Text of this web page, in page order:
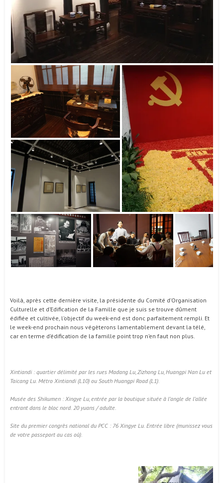
Voilà, après cette dernière visite, la présidente du Comité d’Organisation
Culturelle et d’Edification de la Famille que je suis se trouve dûment
édifiée et cultivée, l’objectif du week-end est donc parfaitement rempli. Et
le week-end prochain nous végèterons lamentablement devant la télé,
car en terme d’édification de la famille point trop n’en faut non plus.
Xintiandi : quartier délimité par les rues Madang Lu, Zizhong Lu, Huangpi Nan Lu et
Taicang Lu. Métro Xintiandi (L10) ou South Huangpi Road (L1).
Musée des Shikumen : Xingye Lu, entrée par la boutique située à l’angle de l’allée
entrant dans le bloc nord. 20 yuans / adulte.
Site du premier congrès national du PCC : 76 Xingye Lu. Entrée libre (munissez vous
de votre passeport au cas où).